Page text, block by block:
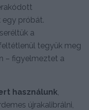
egy próbát.
a
tegyük meg
– figyelmeztet a
használunk,
újrakalibrálni,